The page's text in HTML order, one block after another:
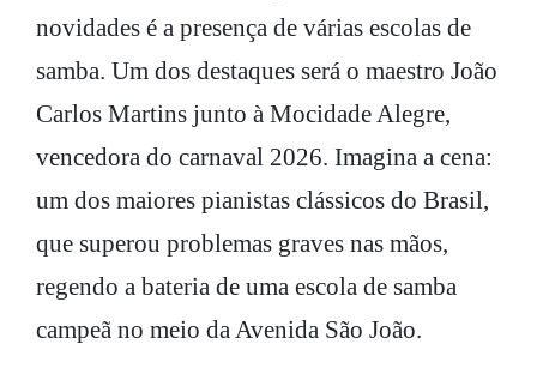
novidades é a presença de várias escolas de
samba. Um dos destaques será o maestro João
Carlos Martins junto à Mocidade Alegre,
vencedora do carnaval 2026. Imagina a cena:
um dos maiores pianistas clássicos do Brasil,
que superou problemas graves nas mãos,
regendo a bateria de uma escola de samba
campeã no meio da Avenida São João.